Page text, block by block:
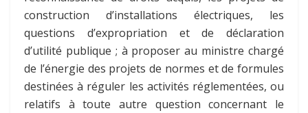
construction d’installations électriques, les
questions d’expropriation et de déclaration
d’utilité publique ; à proposer au ministre chargé
de l’énergie des projets de normes et de formules
destinées à réguler les activités réglementées, ou
relatifs à toute autre question concernant le